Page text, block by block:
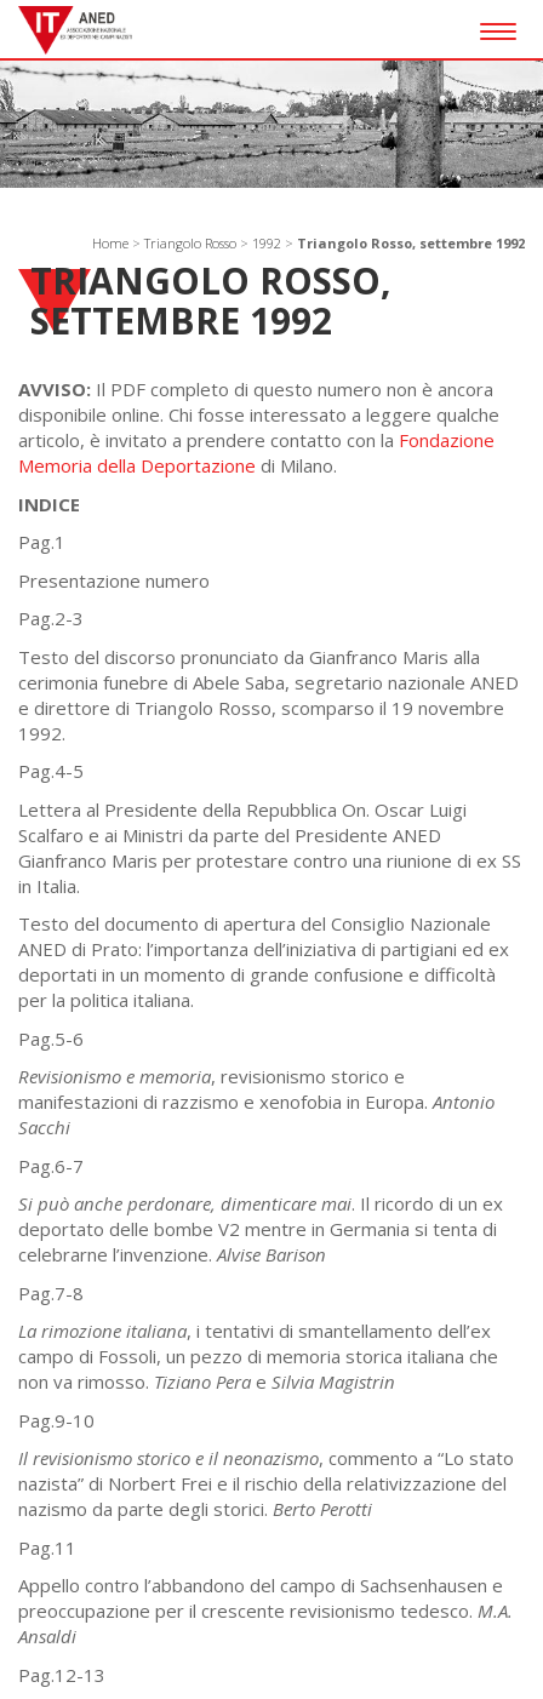
Home >Triangolo Rosso > 1992 > Triangolo Rosso, settembre 1992
TRIANGOLO ROSSO,
SETTEMBRE 1992
AVVISO: Il PDF completo di questo numero non è ancora
disponibile online. Chi fosse interessato a leggere qualche
articolo, è invitato a prendere contatto con la Fondazione
Memoria della Deportazione di Milano.
INDICE
Pag.1
Presentazione numero
Pag.2-3
Testo del discorso pronunciato da Gianfranco Maris alla
cerimonia funebre di Abele Saba, segretario nazionale ANED
e direttore di Triangolo Rosso, scomparso il 19 novembre
1992.
Pag.4-5
Lettera al Presidente della Repubblica On. Oscar Luigi
Scalfaro e ai Ministri da parte del Presidente ANED
Gianfranco Maris per protestare contro una riunione di ex SS
in Italia.
Testo del documento di apertura del Consiglio Nazionale
ANED di Prato: l’importanza dell’iniziativa di partigiani ed ex
deportati in un momento di grande confusione e difficoltà
per la politica italiana.
Pag.5-6
Revisionismo e memoria, revisionismo storico e
manifestazioni di razzismo e xenofobia in Europa.Antonio
Sacchi
Pag.6-7
Si può anche perdonare, dimenticare mai. Il ricordo di un ex
deportato delle bombe V2 mentre in Germania si tenta di
celebrarne l’invenzione.Alvise Barison
Pag.7-8
La rimozione italiana, i tentativi di smantellamento dell’ex
campo di Fossoli, un pezzo di memoria storica italiana che
non va rimosso. Tiziano Pera e Silvia Magistrin
Pag.9-10
Il revisionismo storico e il neonazismo, commento a “Lo stato
nazista” di Norbert Frei e il rischio della relativizzazione del
nazismo da parte degli storici. Berto Perotti
Pag.11
Appello contro l’abbandono del campo di Sachsenhausen e
preoccupazione per il crescente revisionismo tedesco. M.A.
Ansaldi
Pag.12-13